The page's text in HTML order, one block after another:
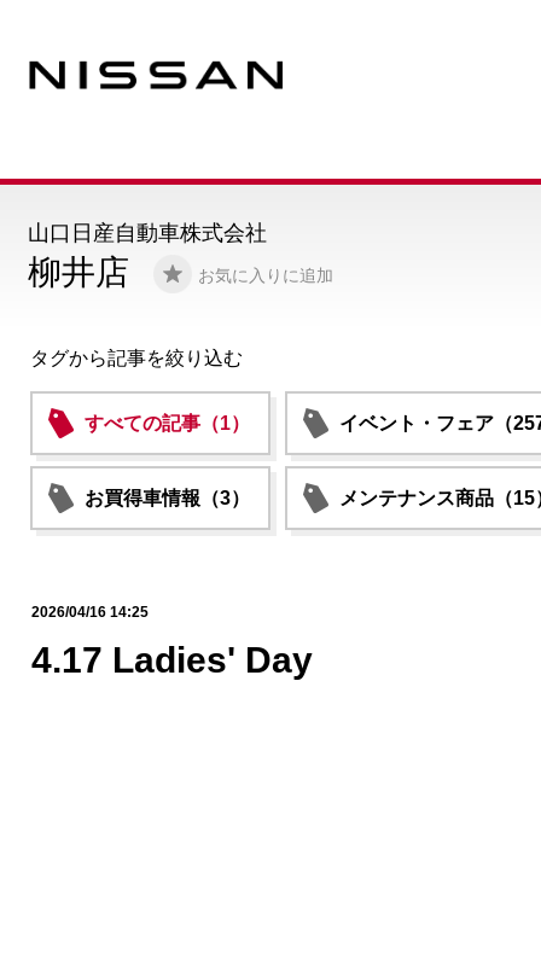
柳井店 お気に入りに追加
山口日産自動車株式会社
タグから記事を絞り込む
すべての記事（1） イベント・フェア（
お買得車情報（3） メンテナンス商品（15
2026/04/16 14:25
4.17 Ladies' Day